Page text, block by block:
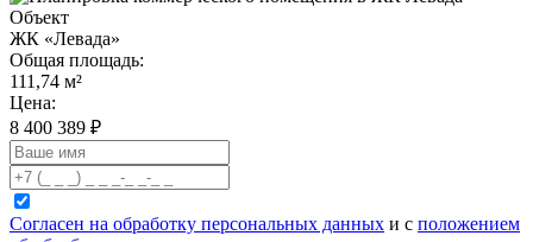
Объект
ЖК «Левада»
Общая площадь:
111,74 м²
Цена:
8 400 389 ₽
Согласен на обработку персональных данных и с положением